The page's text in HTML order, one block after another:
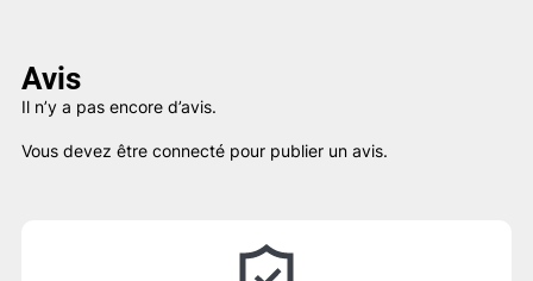
Avis
Il n’y a pas encore d’avis.
Vous devez être connecté pour publier un avis.